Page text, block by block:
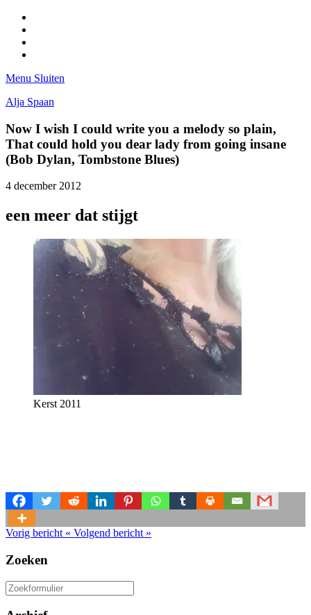
Menu Sluiten
Alja Spaan
Now I wish I could write you a melody so plain,
That could hold you dear lady from going insane
(Bob Dylan, Tombstone Blues)
4 december 2012
een meer dat stijgt
Kerst 2011
Vorig bericht « Volgend bericht »
Zoeken
Zoeken
naar: